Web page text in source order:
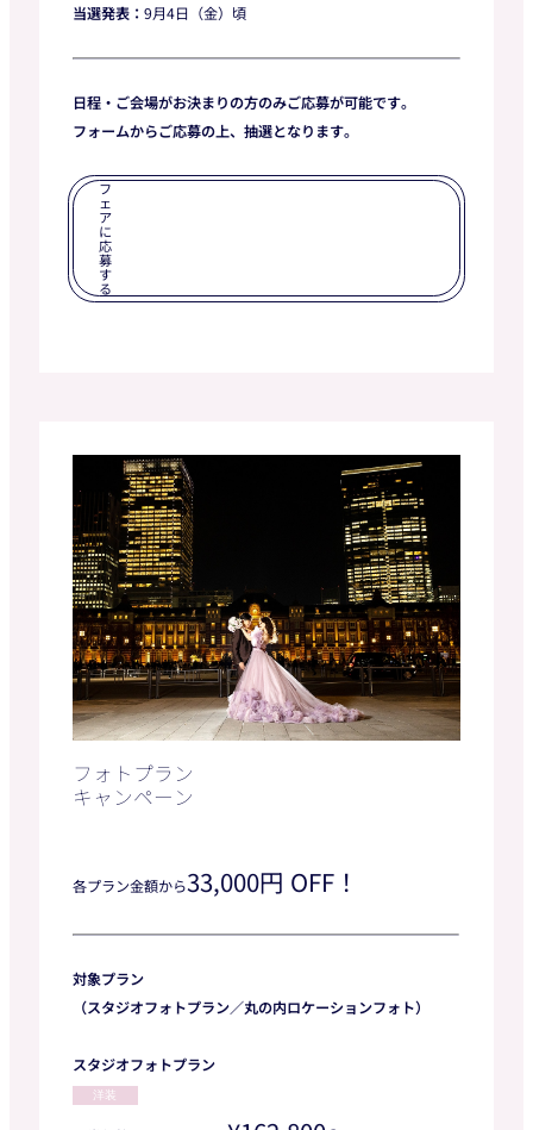
当選発表： 9月4日（金）頃
日程・ご会場がお決まりの方のみご応募が可能です。
フォームからご応募の上、抽選となります。
フ
ェ
ア
に
応
募
す
る
フォトプラン
キャンペーン
各プラン金額から33,000円 OFF！
対象プラン
（スタジオフォトプラン／丸の内ロケーションフォト）
スタジオフォトプラン
洋装